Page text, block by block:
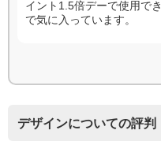
イント1.5倍デーで使用で
で気に入っています。
デザインについての評判